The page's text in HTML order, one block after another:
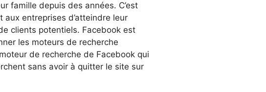
famille depuis des années. C’est
entreprises d’atteindre leur
clients potentiels. Facebook est
les moteurs de recherche
de recherche de Facebook qui
sans avoir à quitter le site sur